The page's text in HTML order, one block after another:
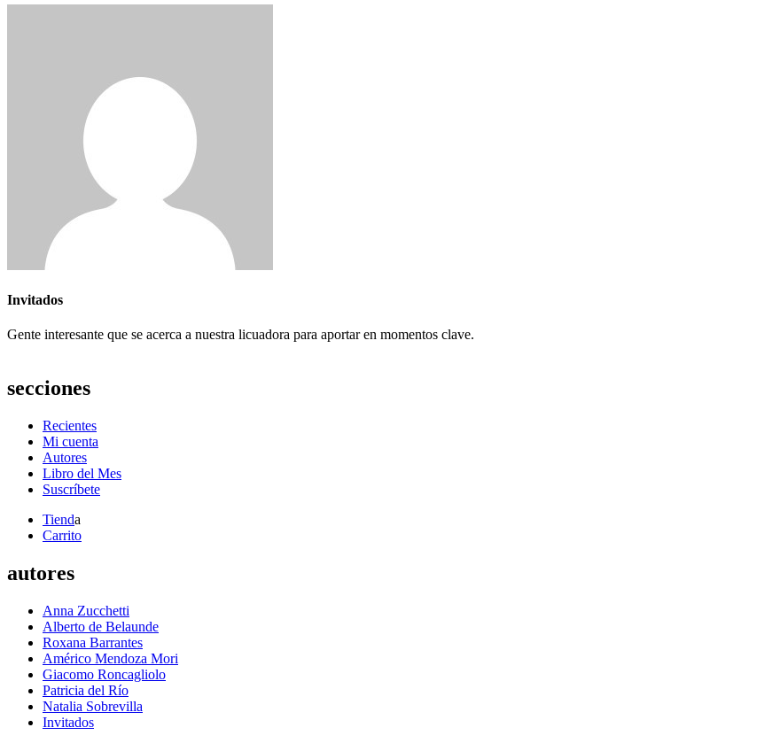
Invitados
Gente interesante que se acerca a nuestra licuadora para aportar en momentos clave.
secciones
Recientes
Mi cuenta
Autores
Libro del Mes
Suscríbete
Tienda
Carrito
autores
Anna Zucchetti
Alberto de Belaunde
Roxana Barrantes
Américo Mendoza Mori
Giacomo Roncagliolo
Patricia del Río
Natalia Sobrevilla
Invitados